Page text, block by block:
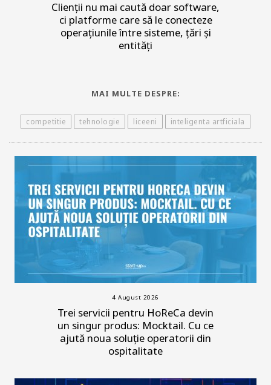
Clienții nu mai caută doar software,
ci platforme care să le conecteze
operațiunile între sisteme, țări și
entități
MAI MULTE DESPRE:
competitie tehnologie liceeni inteligenta artficiala
4 August 2026
Trei servicii pentru HoReCa devin
un singur produs: Mocktail. Cu ce
ajută noua soluție operatorii din
ospitalitate